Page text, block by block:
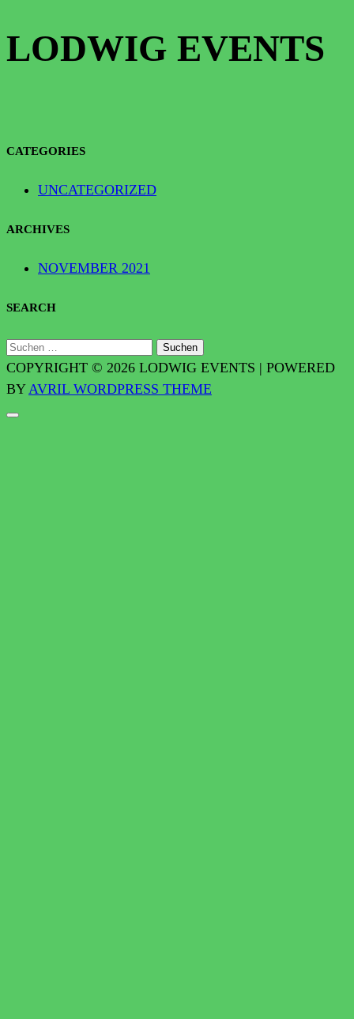
LODWIG EVENTS
CATEGORIES
UNCATEGORIZED
ARCHIVES
NOVEMBER 2021
SEARCH
SUCHEN
NACH:
COPYRIGHT © 2026 LODWIG EVENTS | POWERED
BY AVRIL WORDPRESS THEME